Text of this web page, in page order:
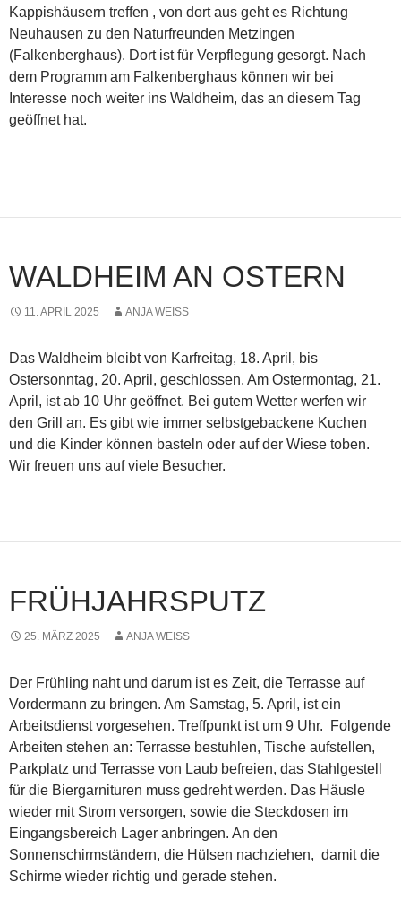
Kappishäusern treffen , von dort aus geht es Richtung
Neuhausen zu den Naturfreunden Metzingen
(Falkenberghaus). Dort ist für Verpflegung gesorgt. Nach
dem Programm am Falkenberghaus können wir bei
Interesse noch weiter ins Waldheim, das an diesem Tag
geöffnet hat.
WALDHEIM AN OSTERN
11. APRIL 2025 ANJA WEISS
Das Waldheim bleibt von Karfreitag, 18. April, bis
Ostersonntag, 20. April, geschlossen. Am Ostermontag, 21.
April, ist ab 10 Uhr geöffnet. Bei gutem Wetter werfen wir
den Grill an. Es gibt wie immer selbstgebackene Kuchen
und die Kinder können basteln oder auf der Wiese toben.
Wir freuen uns auf viele Besucher.
FRÜHJAHRSPUTZ
25. MÄRZ 2025 ANJA WEISS
Der Frühling naht und darum ist es Zeit, die Terrasse auf
Vordermann zu bringen. Am Samstag, 5. April, ist ein
Arbeitsdienst vorgesehen. Treffpunkt ist um 9 Uhr. Folgende
Arbeiten stehen an: Terrasse bestuhlen, Tische aufstellen,
Parkplatz und Terrasse von Laub befreien, das Stahlgestell
für die Biergarnituren muss gedreht werden. Das Häusle
wieder mit Strom versorgen, sowie die Steckdosen im
Eingangsbereich Lager anbringen. An den
Sonnenschirmständern, die Hülsen nachziehen, damit die
Schirme wieder richtig und gerade stehen.